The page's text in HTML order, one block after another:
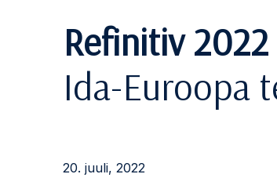
Refinitiv
Ida-Euroopa
20. juuli, 2022